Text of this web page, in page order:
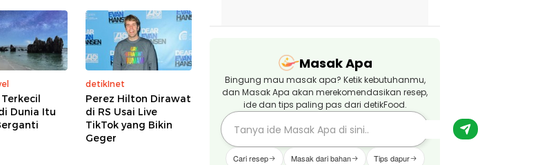
Dunia Itu
detikInet
Perez Hilton Dirawat
di RS Usai Live
TikTok yang Bikin
Geger
Masak Apa
Bingung mau masak apa? Ketik kebutuhanmu,
dan Masak Apa akan merekomendasikan resep,
ide dan tips paling pas dari detikFood.
Cari resep Masak dari bahan Tips dapur